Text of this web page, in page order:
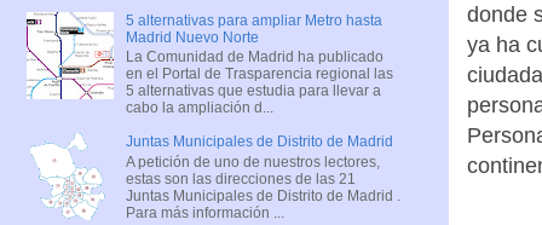
donde
ya ha
5 alternativas para ampliar Metro hasta
Madrid Nuevo Norte
La Comunidad de Madrid ha publicado
en el Portal de Trasparencia regional las
5 alternativas que estudia para llevar a
cabo la ampliación d...
Juntas Municipales de Distrito de Madrid
A petición de uno de nuestros lectores,
estas son las direcciones de las 21
Juntas Municipales de Distrito de Madrid .
Para más información ...